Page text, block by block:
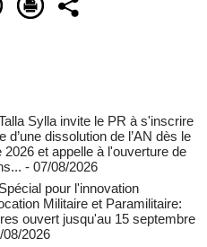
Sylla invite le PR à s'inscrire
d’une dissolution de l’AN dès le
et appelle à l'ouverture de
- 07/08/2026
pour l'innovation
Militaire et Paramilitaire:
ouvert jusqu'au 15 septembre
08/2026